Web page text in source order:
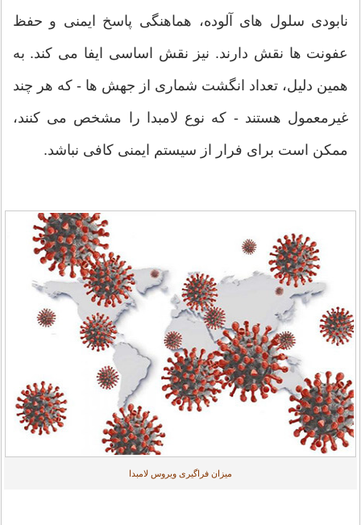
نابودی سلول های آلوده، هماهنگی پاسخ ایمنی و حفظ
عفونت ها نقش دارند. نیز نقش اساسی ایفا می کند. به
همین دلیل، تعداد انگشت شماری از جهش ها - که هر چند
غیرمعمول هستند - که نوع لامبدا را مشخص می کنند،
ممکن است برای فرار از سیستم ایمنی کافی نباشد.
میزان فراگیری ویروس لامبدا